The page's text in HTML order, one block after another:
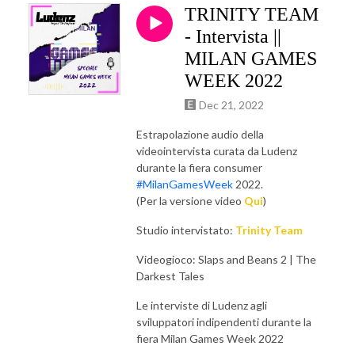
TRINITY TEAM
- Intervista ||
MILAN GAMES
WEEK 2022
Dec 21, 2022
Estrapolazione audio della
videointervista curata da Ludenz
durante la fiera consumer
#MilanGamesWeek 2022.
(Per la versione video Qui)
Studio intervistato: Trinity Team
Videogioco: Slaps and Beans 2 | The
Darkest Tales
Le interviste di Ludenz agli
sviluppatori indipendenti durante la
fiera Milan Games Week 2022